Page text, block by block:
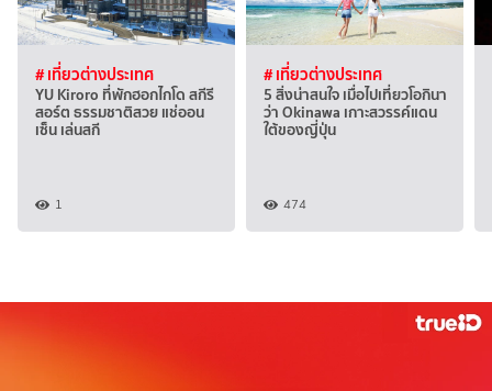
# เที่ยวต่างประเทศ
YU Kiroro ที่พักฮอกไกโด สกีรี
สอร์ต ธรรมชาติสวย แช่ออน
เซ็น เล่นสกี
1
# เที่ยวต่างประเทศ
5 สิ่งน่าสนใจ เมื่อไปเที่ยวโอกินา
ว่า Okinawa เกาะสวรรค์แดน
ใต้ของญี่ปุ่น
474